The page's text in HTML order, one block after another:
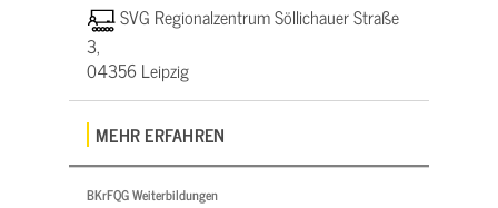
SVG Regionalzentrum Söllichauer Straße
3,
04356 Leipzig
MEHR ERFAHREN
BKrFQG Weiterbildungen